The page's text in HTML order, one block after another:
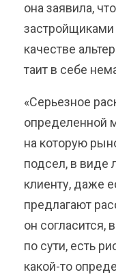
она заявила,
качестве
таит в себе
«Серьезное
определенной
на которую
подсел, в виде
клиенту, даже
предлагают
он согласится,
по сути, есть
какой-то